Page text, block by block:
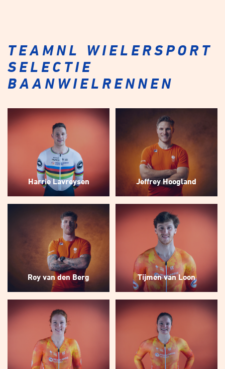
TEAMNL WIELERSPORT
SELECTIE
BAANWIELRENNEN
Harrie Lavreysen Jeffrey Hoogland
Roy van den Berg Tijmen van Loon